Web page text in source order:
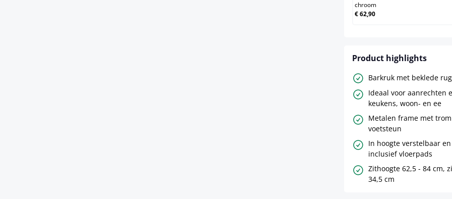
chroom
€ 62,90
Product highlights
Barkruk met beklede
Ideaal voor aanrechten
keukens, woon- en ee
Metalen frame met
voetsteun
In hoogte verstelbaar
inclusief vloerpads
Zithoogte 62,5 - 84 cm,
34,5 cm